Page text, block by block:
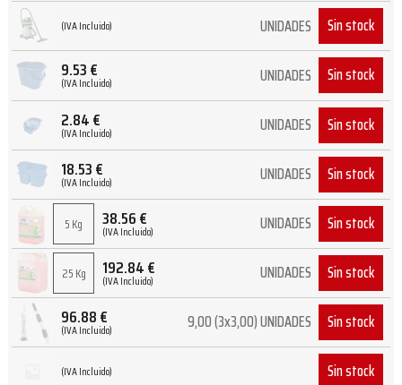
(IVA Incluido) UNIDADES Sin stock
9.53€
(IVA Incluido) UNIDADES Sin stock
2.84€
(IVA Incluido) UNIDADES Sin stock
18.53€
(IVA Incluido) UNIDADES Sin stock
5 Kg 38.56€
(IVA Incluido) UNIDADES Sin stock
25 Kg 192.84€
(IVA Incluido) UNIDADES Sin stock
96.88€
(IVA Incluido) 9,00 (3x3,00) UNIDADES Sin stock
(IVA Incluido) Sin stock